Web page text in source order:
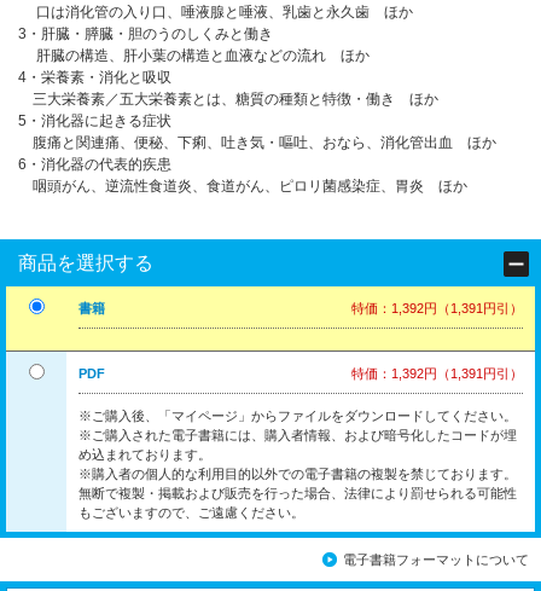
口は消化管の入り口、唾液腺と唾液、乳歯と永久歯 ほか
3・肝臓・膵臓・胆のうのしくみと働き
肝臓の構造、肝小葉の構造と血液などの流れ ほか
4・栄養素・消化と吸収
三大栄養素／五大栄養素とは、糖質の種類と特徴・働き ほか
5・消化器に起きる症状
腹痛と関連痛、便秘、下痢、吐き気・嘔吐、おなら、消化管出血 ほか
6・消化器の代表的疾患
咽頭がん、逆流性食道炎、食道がん、ピロリ菌感染症、胃炎 ほか
商品を選択する
書籍 特価：1,392円（1,391円引）
PDF 特価：1,392円（1,391円引）
※ご購入後、「マイページ」からファイルをダウンロードしてください。
※ご購入された電子書籍には、購入者情報、および暗号化したコードが埋
め込まれております。
※購入者の個人的な利用目的以外での電子書籍の複製を禁じております。
無断で複製・掲載および販売を行った場合、法律により罰せられる可能性
もございますので、ご遠慮ください。
電子書籍フォーマットについて